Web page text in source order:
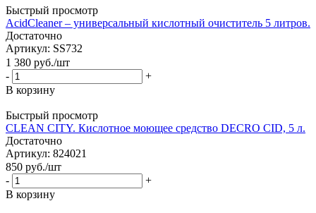
Быстрый просмотр
AcidCleaner – универсальный кислотный очиститель 5 литров.
Достаточно
Артикул: SS732
1 380 руб./шт
-
+
В корзину
Быстрый просмотр
CLEAN CITY. Кислотное моющее средство DECRO CID, 5 л.
Достаточно
Артикул: 824021
850 руб./шт
-
+
В корзину